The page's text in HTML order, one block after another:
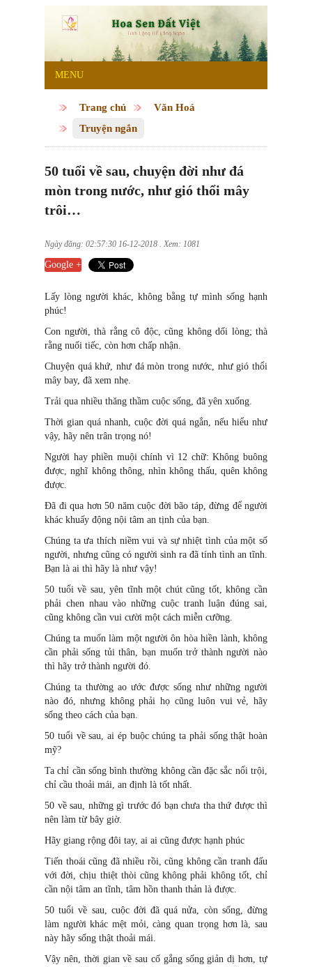
MENU
Trang chủ
Văn Hoá
Truyện ngắn
50 tuổi về sau, chuyện đời như đá
mòn trong nước, như gió thổi mây
trôi…
Ngày đăng: 02:57:30 16-12-2018 . Xem: 1081
Google +
Lấy lòng người khác, không bằng tự mình sống hạnh
phúc!
Con người, thà rằng cô độc, cũng không dối lòng; thà
rằng nuối tiếc, còn hơn chấp nhận.
Chuyện quá khứ, như đá mòn trong nước, như gió thổi
mây bay, đã xem nhẹ.
Trải qua nhiều thăng thầm cuộc sống, đã yên xuống.
Thời gian quá nhanh, cuộc đời quá ngắn, nếu hiểu như
vậy, hãy nên trân trọng nó!
Người hay phiền muội chính vì 12 chữ: Không buông
được, nghĩ không thông, nhìn không thấu, quên không
được.
Đã đi qua hơn 50 năm cuộc đời bão táp, đừng để người
khác khuấy động nội tâm an tịnh của bạn.
Chúng ta ưa thích niềm vui và sự nhiệt tình của một số
người, nhưng cũng có người sinh ra đã tính tình an tĩnh.
Bạn là ai thì hãy là như vậy!
50 tuổi về sau, yên tĩnh một chút cũng tốt, không cần
phải chen nhau vào những cuộc tranh luận đúng sai,
cũng không cần vui cười một cách miễn cưỡng.
Chúng ta muốn làm một người ôn hòa hiền lành, không
cần phải sống tủi thân, bạn muốn trở thành người nào
thì hãy trở thành người đó.
Chúng ta thường ao ước được sống như những người
nào đó, nhưng không phải họ cũng luôn vuivẻ, hãy
sống theo cách của bạn.
50 tuổi về sau, ai ép buộc chúng ta phải sống thật hoàn
mỹ?
Ta chỉ cần sống bình thường không cần đặc sắc nổi trội,
chỉ cầu thoải mái, an định là tốt nhất.
50 về sau, những gì trước đó bạn chưa tha thứ được thì
nên làm từ bây giờ.
Hãy giang rộng đôi tay, ai ai cũng được hạnh phúc
Tiến thoái cũng đã nhiều rồi, cũng không cần tranh đấu
với đời, chịu thiệt thòi cũng không phải không tốt, chỉ
cần nội tâm an tĩnh, tâm hồn thanh thản là được.
50 tuổi về sau, cuộc đời đã quá nửa, còn sống, đừng
làm người khác mệt mỏi, càng quan trọng hơn là, sau
này hãy sống thật thoải mái.
Vậy nên, thời gian về sau cố gắng sống giản dị hơn, tự